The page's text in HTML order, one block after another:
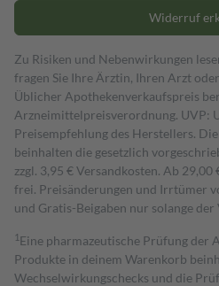
Widerruf
Zu Risiken und Nebenwirkungen
fragen Sie Ihre Ärztin, Ihren Arzt
Üblicher Apothekenverkaufspreis
Arzneimittelpreisverordnung. UVP:
Preisempfehlung des Herstellers.
beinhalten die gesetzlich
zzgl. 3,95 € Versandkosten. Ab
frei. Preisänderungen und Irrtümer
und Gratis-Beigaben nur solange
1 Eine pharmazeutische Prüfung der
Produkte in deinem Warenkorb
Wechselwirkungschecks und die